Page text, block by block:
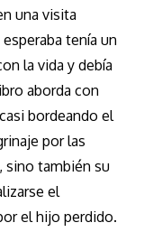
una visita
tenía un
la vida y debía
aborda con
bordeando el
por las
sino también su
el
el hijo perdido.